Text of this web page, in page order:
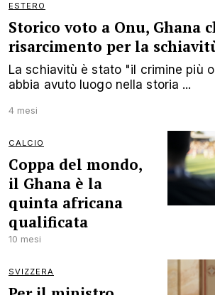
ESTERO
Storico voto a Onu, Ghana
risarcimento per la
La schiavitù è stato "il crimine più
abbia avuto luogo nella storia ...
4 mesi
CALCIO
Coppa del mondo,
il Ghana è la
quinta africana
qualificata
10 mesi
SVIZZERA